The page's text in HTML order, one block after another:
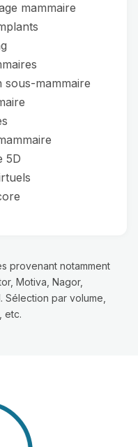
mammaire
sous-mammaire
5D
provenant notamment
Motiva, Nagor,
Sélection par volume,
etc.